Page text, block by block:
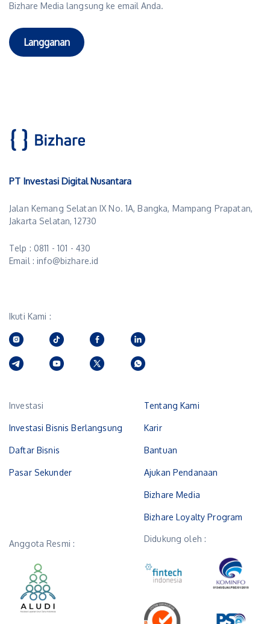
Bizhare Media langsung ke email Anda.
Langganan
PT Investasi Digital Nusantara
Jalan Kemang Selatan IX No. 1A, Bangka, Mampang Prapatan,
Jakarta Selatan, 12730
Telp : 0811 - 101 - 430
Email : info@bizhare.id
Ikuti Kami :
Investasi
Investasi Bisnis Berlangsung
Daftar Bisnis
Pasar Sekunder
Tentang Kami
Karir
Bantuan
Ajukan Pendanaan
Bizhare Media
Bizhare Loyalty Program
Anggota Resmi : Didukung oleh :